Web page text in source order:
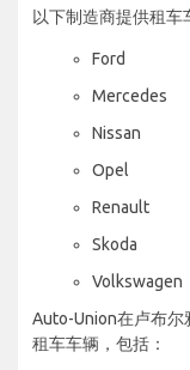
以下制造商提供租车
Ford
Mercedes
Nissan
Opel
Renault
Skoda
Volkswagen
Auto-Union在卢布尔
租车车辆，包括：